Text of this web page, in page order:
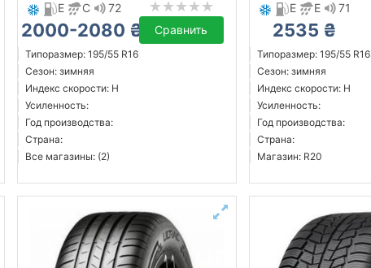
E
C 72
2000-2080 ₴ Сравнить
Типоразмер: 195/55 R16
Сезон: зимняя
Индекс скорости: H
Усиленность:
Год производства:
Страна:
Все магазины: (2)
E
E 71
2535 ₴
Типоразмер: 195/55 R16
Сезон: зимняя
Индекс скорости: H
Усиленность:
Год производства:
Страна:
Магазин: R20